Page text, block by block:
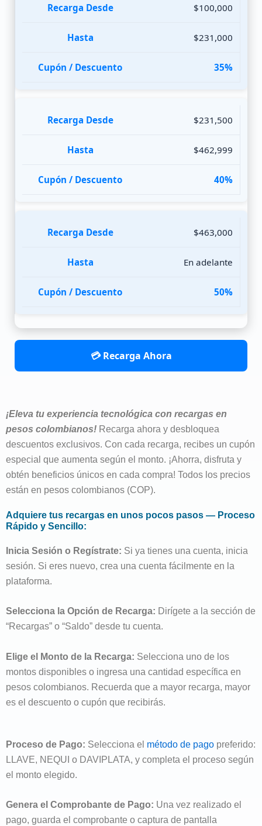
$100,000
$231,000
35%
$231,500
$462,999
40%
$463,000
En adelante
50%
💳 Recarga Ahora
¡Eleva tu experiencia tecnológica con recargas en
pesos colombianos! Recarga ahora y desbloquea
descuentos exclusivos. Con cada recarga, recibes un cupón
especial que aumenta según el monto. ¡Ahorra, disfruta y
obtén beneficios únicos en cada compra! Todos los precios
están en pesos colombianos (COP).
Adquiere tus recargas en unos pocos pasos — Proceso
Rápido y Sencillo:
Inicia Sesión o Regístrate: Si ya tienes una cuenta, inicia
sesión. Si eres nuevo, crea una cuenta fácilmente en la
plataforma.
Selecciona la Opción de Recarga: Dirígete a la sección de
“Recargas” o “Saldo” desde tu cuenta.
Elige el Monto de la Recarga: Selecciona uno de los
montos disponibles o ingresa una cantidad específica en
pesos colombianos. Recuerda que a mayor recarga, mayor
es el descuento o cupón que recibirás.
Proceso de Pago: Selecciona el método de pago preferido:
LLAVE, NEQUI o DAVIPLATA, y completa el proceso según
el monto elegido.
Genera el Comprobante de Pago: Una vez realizado el
pago, guarda el comprobante o captura de pantalla